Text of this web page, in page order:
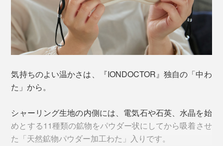
気持ちのよい温かさは、『IONDOCTOR』独自の「中わ
た」から。
シャーリング生地の内側には、電気石や石英、水晶を始
めとする11種類の鉱物をパウダー状にしてから吸着させ
た「天然鉱物パウダー加工わた」入りです。